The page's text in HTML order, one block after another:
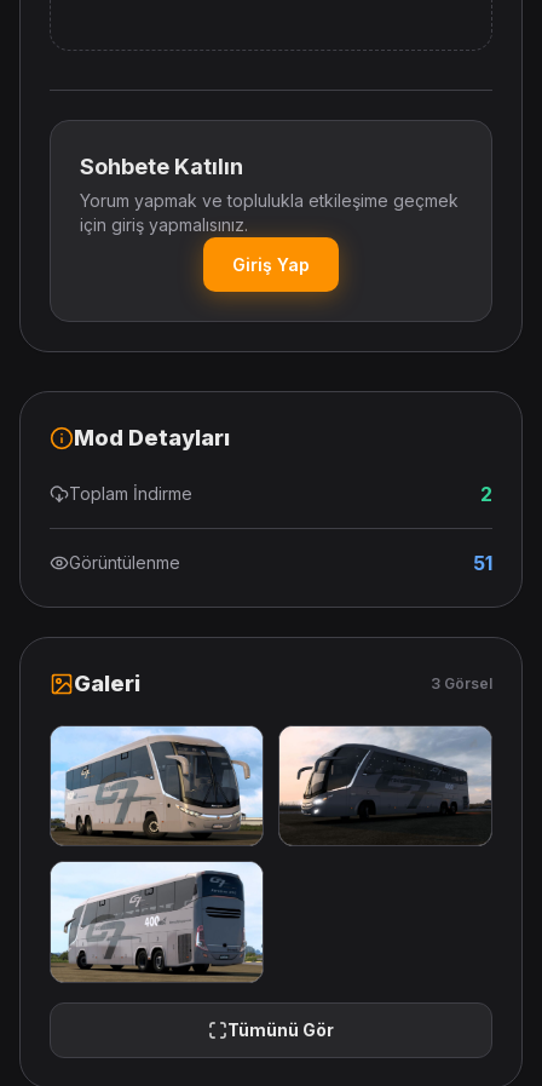
Sohbete Katılın
Yorum yapmak ve toplulukla etkileşime geçmek
için giriş yapmalısınız.
Giriş Yap
Mod Detayları
Toplam İndirme 2
Görüntülenme 51
Galeri 3 Görsel
Tümünü Gör